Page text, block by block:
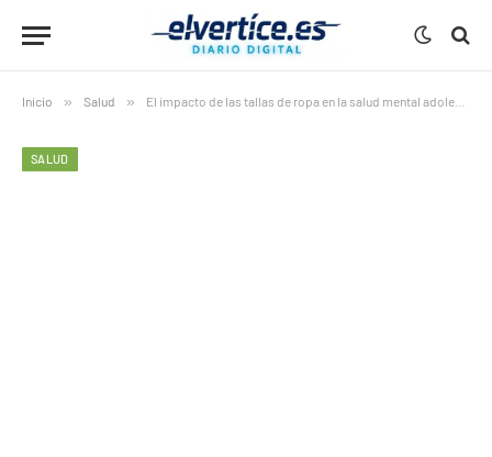
Inicio » Salud » El impacto de las tallas de ropa en la salud mental adolescente
SALUD